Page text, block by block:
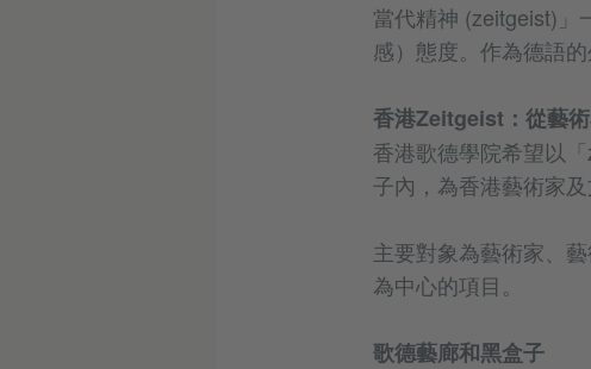
當代精神 (zeitgeist)」
感）態度。作為德語
香港Zeitgeist：從藝
香港歌德學院希望以
子內，為香港藝術家
主要對象為藝術家、
為中心的項目。
歌德藝廊和黑盒子